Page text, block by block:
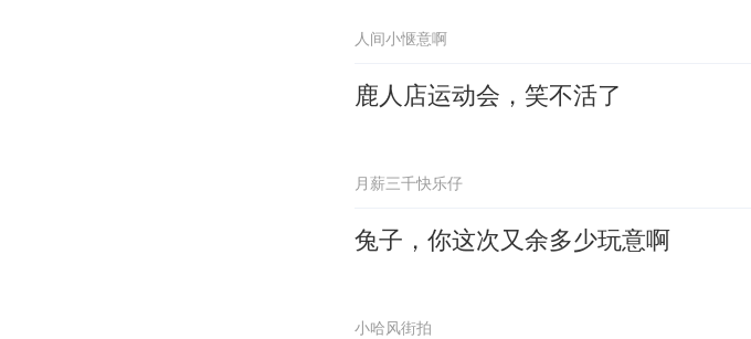
人间小惬意啊
鹿人店运动会，笑不活了
月薪三千快乐仔
兔子，你这次又余多少玩意啊
小哈风街拍